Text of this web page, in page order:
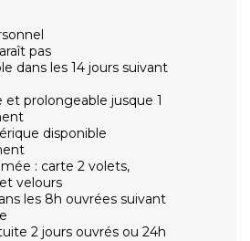
pas
dans les 14 jours suivant
et prolongeable jusque 1
disponible
: carte 2 volets,
velours
les 8h ouvrées suivant
2 jours ouvrés ou 24h